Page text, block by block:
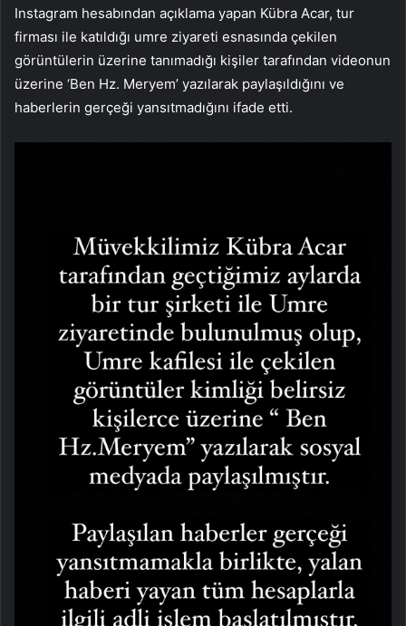
Instagram hesabından açıklama yapan Kübra Acar, tur
firması ile katıldığı umre ziyareti esnasında çekilen
görüntülerin üzerine tanımadığı kişiler tarafından videonun
üzerine ‘Ben Hz. Meryem’ yazılarak paylaşıldığını ve
haberlerin gerçeği yansıtmadığını ifade etti.